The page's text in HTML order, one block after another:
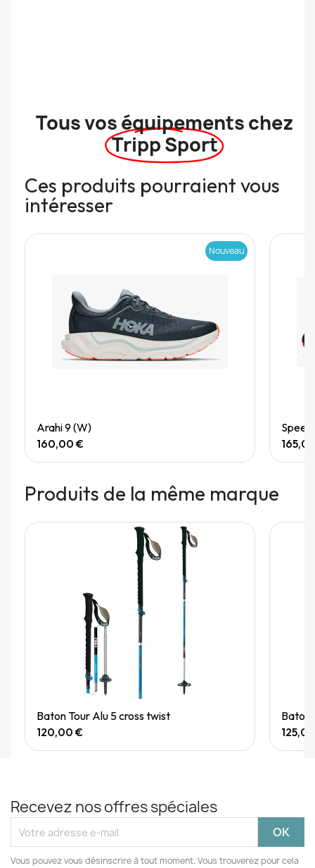
Tous vos équipements chez
Tripp Sport
Ces produits pourraient vous
intéresser
Nouveau
Arahi 9 (W)
160,00 €
Produits de la même marque
Quick View
Baton Tour Alu 5 cross twist
120,00 €
Recevez nos offres spéciales
Vous pouvez vous désinscrire à tout moment. Vous trouverez pour cela